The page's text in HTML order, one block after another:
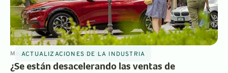
ACTUALIZACIONES DE LA INDUSTRIA
May 7, 20245minByLaurance Yap
¿Se están desacelerando las ventas de